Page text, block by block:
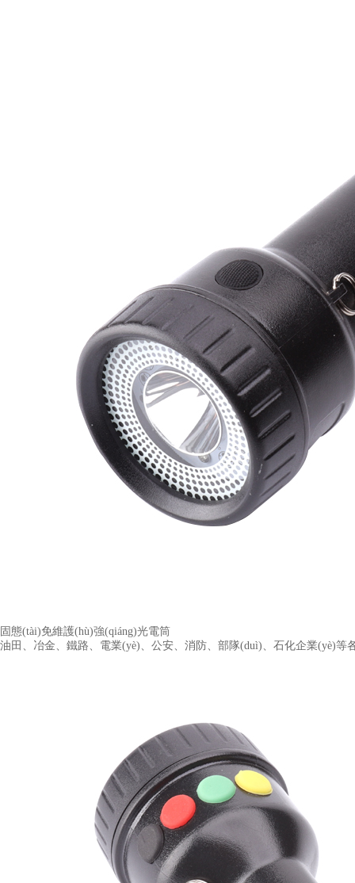
固態(tài)免維護(hù)強(qiáng)光電筒
油田、冶金、鐵路、電業(yè)、公安、消防、部隊(duì)、石化企業(yè)等